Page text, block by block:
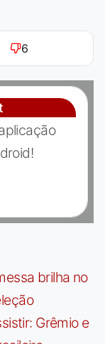
6
brilha no
Grêmio e